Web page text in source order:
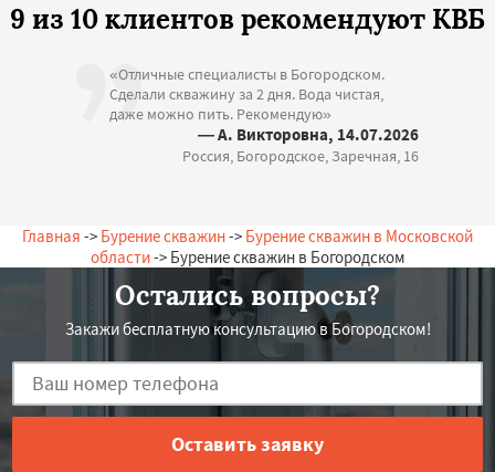
9 из 10 клиентов рекомендуют КВБ
«Отличные специалисты в Богородском.
Сделали скважину за 2 дня. Вода чистая,
даже можно пить. Рекомендую»
— А. Викторовна, 14.07.2026
Россия, Богородское, Заречная, 16
Главная -> Бурение скважин-> Бурение скважин в Московской
области-> Бурение скважин в Богородском
Остались вопросы?
Закажи бесплатную консультацию в Богородском!